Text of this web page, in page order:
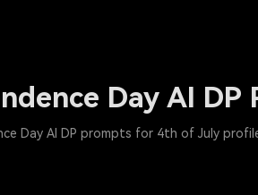
Day AI DP
Day AI DP prompts for 4th of July